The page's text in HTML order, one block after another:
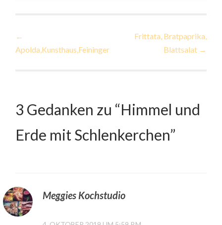
Beitragsnavigation
←
Apolda,Kunsthaus,Feininger
Frittata, Bratpaprika,
Blattsalat →
3 Gedanken zu “Himmel und
Erde mit Schlenkerchen”
Meggies Kochstudio